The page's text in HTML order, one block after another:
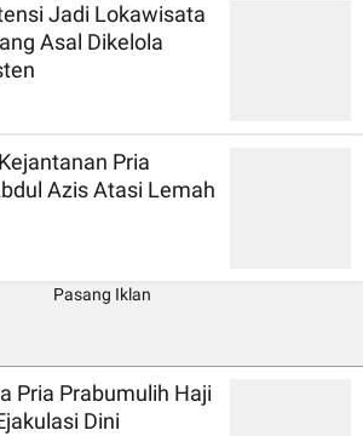
Jadi Lokawisata
Asal Dikelola
Pria
Azis Atasi Lemah
Pria Prabumulih Haji
Dini